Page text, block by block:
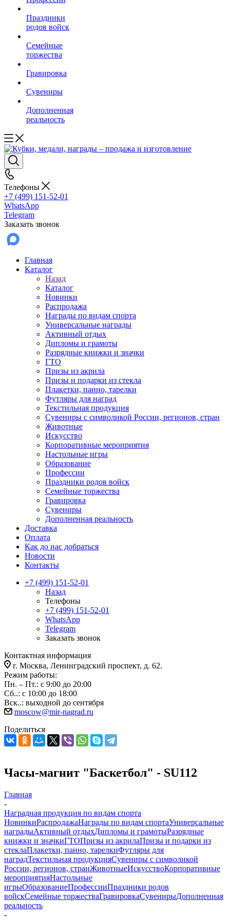
Праздники
родов войск
Семейные
торжества
Гравировка
Сувениры
Дополненная
реальность
Телефоны
+7 (499) 151-52-01
WhatsApp
Telegram
Заказать звонок
Главная
Каталог
Назад
Каталог
Новинки
Распродажа
Награды по видам спорта
Универсальные награды
Активный отдых
Дипломы и грамоты
Разрядные книжки и значки
ГТО
Призы из акрила
Призы и подарки из стекла
Плакетки, панно, тарелки
Футляры для наград
Текстильная продукция
Сувениры с символикой России, регионов, стран
Животные
Искусство
Корпоративные мероприятия
Настольные игры
Образование
Профессии
Праздники родов войск
Семейные торжества
Гравировка
Сувениры
Дополненная реальность
Доставка
Оплата
Как до нас добраться
Новости
Контакты
+7 (499) 151-52-01
Назад
Телефоны
+7 (499) 151-52-01
WhatsApp
Telegram
Заказать звонок
Контактная информация
г. Москва, Ленинградский проспект, д. 62.
Режим работы:
Пн. – Пт.: с 9:00 до 20:00
Сб..: с 10:00 до 18:00
Вск..: выходной до сентября
moscow@mir-nagrad.ru
Поделиться
Часы-магнит "Баскетбол" - SU112
Главная
-
Наградная продукция по видам спорта
НовинкиРаспродажаНаграды по видам спортаУниверсальные
наградыАктивный отдыхДипломы и грамотыРазрядные
книжки и значкиГТОПризы из акрилаПризы и подарки из
стеклаПлакетки, панно, тарелкиФутляры для
наградТекстильная продукцияСувениры с символикой
России, регионов, странЖивотныеИскусствоКорпоративные
мероприятияНастольные
игрыОбразованиеПрофессииПраздники родов
войскСемейные торжестваГравировкаСувенирыДополненная
реальность
-